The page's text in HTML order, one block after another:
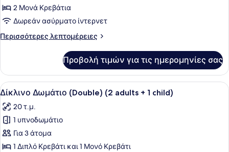
Δίκλινο
Δωμάτιο
(2
2 Μονά Κρεβάτια
Δωρεάν ασύρματο ίντερνετ
Περισσότερες λεπτομέρειες
Περισσότερες
Δωμάτιο
(Double)
(2
Προβολή τιμών για τις ημερομηνίες σας
Προβολή
όλων
των
φωτογραφιών
για
Δίκλινο
Ένα διπλό κρεβάτι με ένα
3
Δίκλινο Δωμάτιο (Double) (2 adults + 1 child)
20 τ.μ.
1 υπνοδωμάτιο
Για 3 άτομα
1 Διπλό Κρεβάτι και 1 Μονό Κρεβάτι